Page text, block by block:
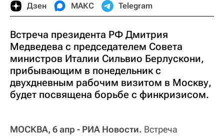
Дзен МАКС Telegram
Встреча президента РФ Дмитрия
Медведева с председателем Совета
министров Италии Сильвио Берлускони,
прибывающим в понедельник с
двухдневным рабочим визитом в Москву,
будет посвящена борьбе с финкризисом.
МОСКВА, 6 апр - РИА Новости. Встреча